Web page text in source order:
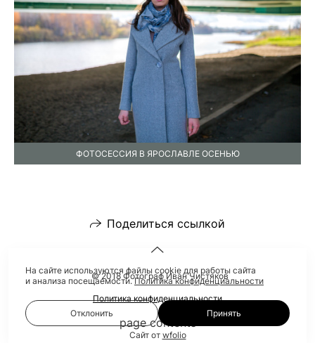
ФОТОСЕССИЯ В ЯРОСЛАВЛЕ ОСЕНЬЮ
Поделиться ссылкой
© 2018 Фотограф Иван Чистяков
Политика конфиденциальности
page contents
Сайт от wfolio
На сайте используются файлы cookie для работы сайта
и анализа посещаемости.Политика конфиденциальности
Отклонить Принять